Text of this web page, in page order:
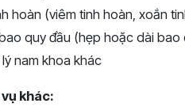
hoàn (viêm tinh hoàn, xoắn
quy đầu (hẹp hoặc dài bao
nam khoa khác
khác: